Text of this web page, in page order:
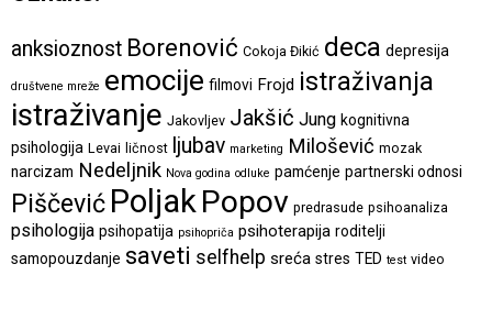
anksioznost Borenović Cokoja Đikić deca depresija
društvene mreže emocije filmovi Frojd istraživanja
istraživanje Jakovljev Jakšić Jung kognitivna
psihologija Levai ličnost ljubav marketing Milošević mozak
narcizam Nedeljnik Nova godina odluke pamćenje partnerski odnosi
Piščević PoljakPopov predrasude psihoanaliza
psihologija psihopatija psihopriča psihoterapija roditelji
samopouzdanje saveti selfhelp sreća stres TED test video